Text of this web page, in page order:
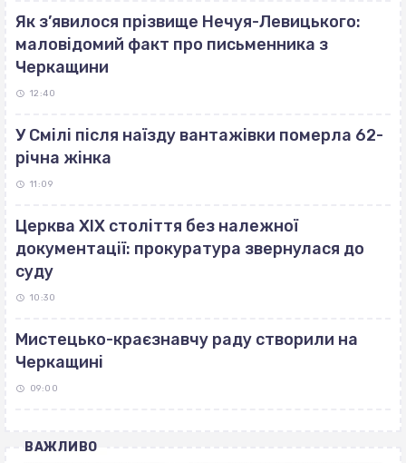
Як з’явилося прізвище Нечуя-Левицького:
маловідомий факт про письменника з
Черкащини
12:40
У Смілі після наїзду вантажівки померла 62-
річна жінка
11:09
Церква ХІХ століття без належної
документації: прокуратура звернулася до
суду
10:30
Мистецько-краєзнавчу раду створили на
Черкащині
09:00
ВАЖЛИВО